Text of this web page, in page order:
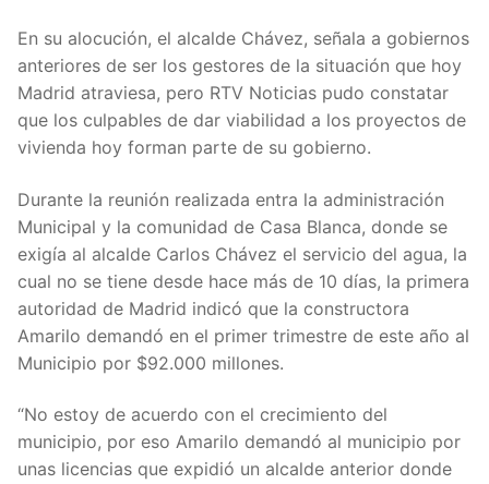
En su alocución, el alcalde Chávez, señala a gobiernos
anteriores de ser los gestores de la situación que hoy
Madrid atraviesa, pero RTV Noticias pudo constatar
que los culpables de dar viabilidad a los proyectos de
vivienda hoy forman parte de su gobierno.
Durante la reunión realizada entra la administración
Municipal y la comunidad de Casa Blanca, donde se
exigía al alcalde Carlos Chávez el servicio del agua, la
cual no se tiene desde hace más de 10 días, la primera
autoridad de Madrid indicó que la constructora
Amarilo demandó en el primer trimestre de este año al
Municipio por $92.000 millones.
“No estoy de acuerdo con el crecimiento del
municipio, por eso Amarilo demandó al municipio por
unas licencias que expidió un alcalde anterior donde